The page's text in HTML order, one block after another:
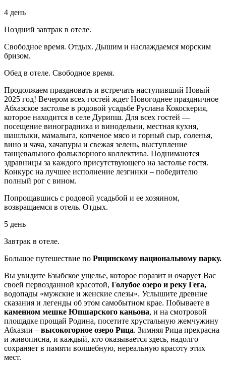
4 день
Поздний завтрак в отеле.
Свободное время. Отдых. Дышим и наслаждаемся морским
бризом.
Обед в отеле. Свободное время.
Продолжаем праздновать и встречать наступивший Новый
2025 год! Вечером всех гостей ждет Новогоднее праздничное
Абхазское застолье в родовой усадьбе Руслана Кокоскерия,
которое находится в селе Дурипш. Для всех гостей —
посещение виноградника и винодельни, местная кухня,
шашлыки, мамалыга, копченое мясо и горный сыр, соленья,
вино и чача, хачапуры и свежая зелень, выступление
танцевального фольклорного коллектива. Поднимаются
здравницы за каждого присутствующего на застолье гостя.
Конкурс на лучшее исполнение лезгинки – победителю
полный рог с вином.
Попрощавшись с родовой усадьбой и ее хозяином,
возвращаемся в отель. Отдых.
5 день
Завтрак в отеле.
Большое путешествие по Рицинскому национальному парку.
Вы увидите Бзыбское ущелье, которое поразит и очарует Вас
своей первозданной красотой, Голубое озеро и реку Гега,
водопады «мужские и женские слезы». Услышите древние
сказания и легенды об этом самобытном крае. Побываете в
каменном мешке Юпшарского каньона, и на смотровой
площадке прощай Родина, посетите хрустальную жемчужину
Абхазии – высокогорное озеро Рица. Зимняя Рица прекрасна
и живописна, и каждый, кто оказывается здесь, надолго
сохраняет в памяти волшебную, нереальную красоту этих
мест.